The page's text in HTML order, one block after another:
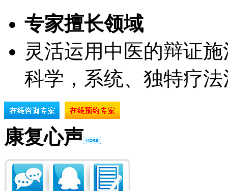
专家擅长领域
灵活运用中医的辩证
科学，系统、独特疗
康复心声